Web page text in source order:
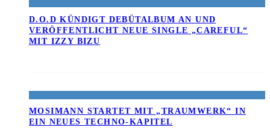
D.O.D KÜNDIGT DEBÜTALBUM AN UND
VERÖFFENTLICHT NEUE SINGLE „CAREFUL“
MIT IZZY BIZU
MOSIMANN STARTET MIT „TRAUMWERK“ IN
EIN NEUES TECHNO-KAPITEL